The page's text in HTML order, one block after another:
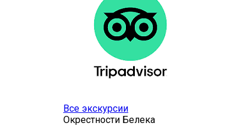
Все экскурсии
Окрестности Белека